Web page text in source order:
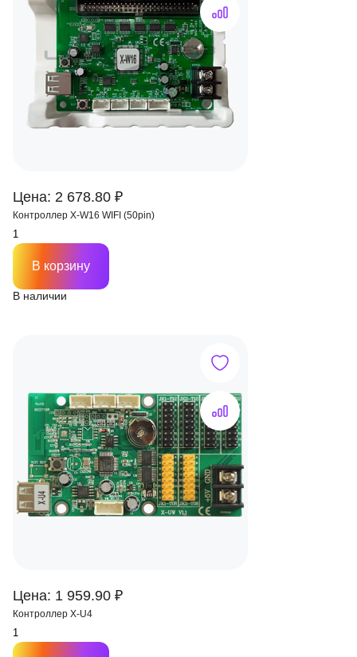
Цена: 2 678.80 ₽
Контроллер X-W16 WIFI (50pin)
В наличии
В корзину
Цена: 1 959.90 ₽
Контроллер X-U4